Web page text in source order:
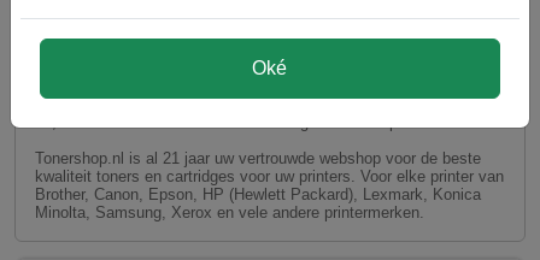
GEEN VERZENDKOSTEN bij Tonershop.nl op huismerk
toner en huismerk inktcartridges!
AKTIE: GEEN VERZENDKOSTEN bij aankoop van minimaal €
Tonershop.nl is al 21 jaar uw vertrouwde webshop voor de beste
kwaliteit toners en cartridges voor uw printers. Voor elke printer van
Brother, Canon, Epson, HP (Hewlett Packard), Lexmark, Konica
Minolta, Samsung, Xerox en vele andere printermerken.
Oké